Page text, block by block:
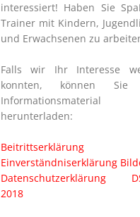
interessiert! Haben Sie
Trainer mit Kindern,
und Erwachsenen zu
Falls wir Ihr Interesse
konnten, können Sie
Informationsmaterial
herunterladen:
Beitrittserklärung
Einverständniserklärung
Datenschutzerklärung
2018